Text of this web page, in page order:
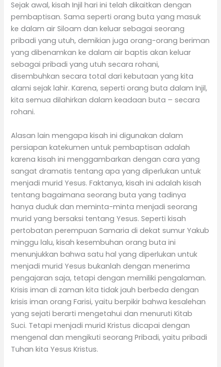
Sejak awal, kisah Injil hari ini telah dikaitkan dengan
pembaptisan. Sama seperti orang buta yang masuk
ke dalam air Siloam dan keluar sebagai seorang
pribadi yang utuh, demikian juga orang-orang beriman
yang dibenamkan ke dalam air baptis akan keluar
sebagai pribadi yang utuh secara rohani,
disembuhkan secara total dari kebutaan yang kita
alami sejak lahir. Karena, seperti orang buta dalam Injil,
kita semua dilahirkan dalam keadaan buta – secara
rohani.
Alasan lain mengapa kisah ini digunakan dalam
persiapan katekumen untuk pembaptisan adalah
karena kisah ini menggambarkan dengan cara yang
sangat dramatis tentang apa yang diperlukan untuk
menjadi murid Yesus. Faktanya, kisah ini adalah kisah
tentang bagaimana seorang buta yang tadinya
hanya duduk dan meminta-minta menjadi seorang
murid yang bersaksi tentang Yesus. Seperti kisah
pertobatan perempuan Samaria di dekat sumur Yakub
minggu lalu, kisah kesembuhan orang buta ini
menunjukkan bahwa satu hal yang diperlukan untuk
menjadi murid Yesus bukanlah dengan menerima
pengajaran saja, tetapi dengan memiliki pengalaman.
Krisis iman di zaman kita tidak jauh berbeda dengan
krisis iman orang Farisi, yaitu berpikir bahwa kesalehan
yang sejati berarti mengetahui dan menuruti Kitab
Suci. Tetapi menjadi murid Kristus dicapai dengan
mengenal dan mengikuti seorang Pribadi, yaitu pribadi
Tuhan kita Yesus Kristus.